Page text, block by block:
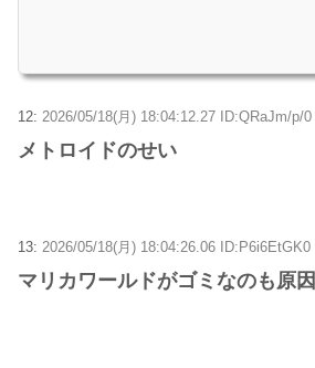
12: 2026/05/18(月) 18:04:12.27 ID:QRaJm/p/0
メトロイドのせい
13: 2026/05/18(月) 18:04:26.06 ID:P6i6EtGK0
マリカワールドがゴミなのも原